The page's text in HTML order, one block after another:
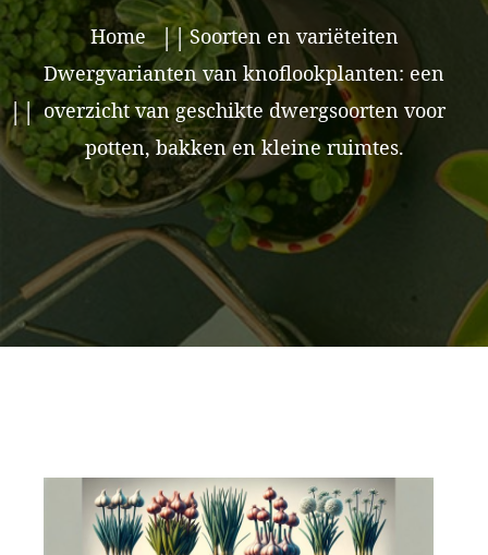
Home
Soorten en variëteiten
Dwergvarianten van knoflookplanten: een
overzicht van geschikte dwergsoorten voor
potten, bakken en kleine ruimtes.